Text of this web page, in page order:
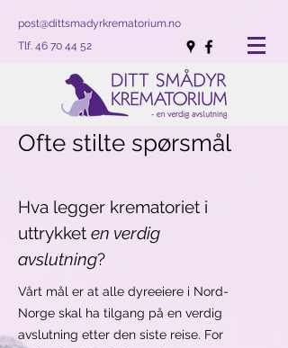
post@dittsmadyrkrematorium.no
Tlf. 46 70 44 52
Ofte stilte spørsmål
Hva legger krematoriet i
uttrykket en verdig
avslutning?
Vårt mål er at alle dyreeiere i Nord-
Norge skal ha tilgang på en verdig
avslutning etter den siste reise. For